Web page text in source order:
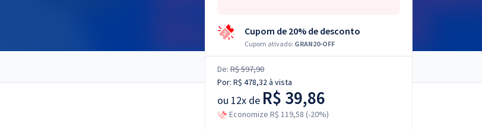
Cupom de 20% de desconto
Cupom ativado: GRAN20-OFF
De: R$ 597,90
Por: R$ 478,32à vista
ou 12x de R$ 39,86
Economize R$ 119,58 (-20%)